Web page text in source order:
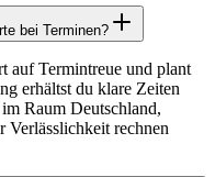
bei Terminen?
auf Termintreue und plant
erhältst du klare Zeiten
Raum Deutschland,
Verlässlichkeit rechnen